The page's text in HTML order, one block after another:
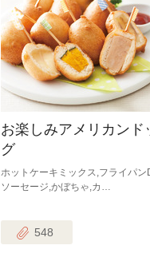
お楽しみアメリカンド
グ
ホットケーキミックス,フライパン
ソーセージ,かぼちゃ,カ…
548